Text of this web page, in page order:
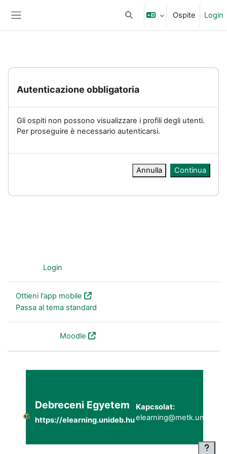
Attiva/disattiva input di
Ospite Login
Autenticazione obbligatoria
Gli ospiti non possono visualizzare i profili degli utenti.
Per proseguire è necessario autenticarsi.
Annulla Continua
Login
Ottieni l'app mobile
Passa al tema standard
Moodle
Debreceni Egyetem
https://elearning.unideb.hu
Kapcsolat: